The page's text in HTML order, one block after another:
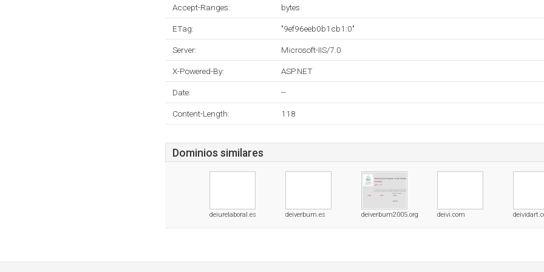
Accept-Ranges: bytes
ETag: "9ef96eeb0b1cb1:0"
Server: Microsoft-IIS/7.0
X-Powered-By: ASP.NET
Date: --
Content-Length: 118
Dominios similares
deiurelaboral.es deiverbum.es deiverbum2005.org deivi.com